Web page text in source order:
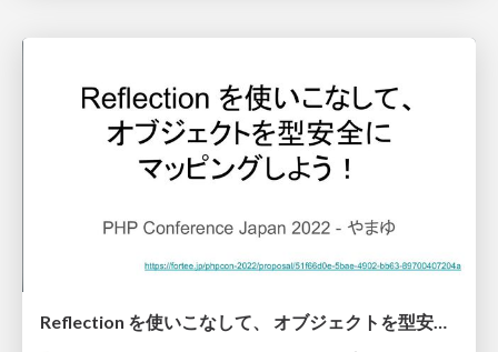
Reflection を使いこなして、 オブジェクトを型安全に マッピングしよう！